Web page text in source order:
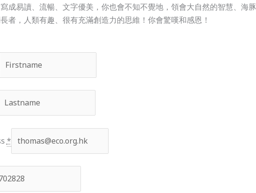
成易讀、流暢、文字優美，你也會不知不覺地，領會大自然的智慧、海
者，人類有趣、很有充滿創造力的思維！你會驚嘆和感恩！
*